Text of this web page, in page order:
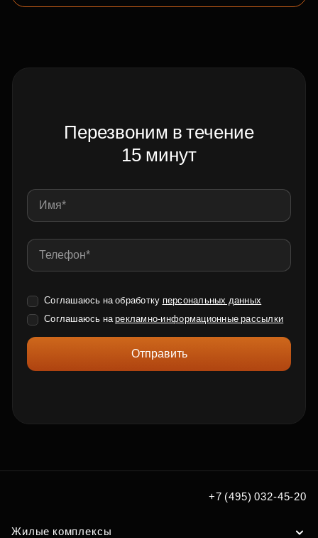
Перезвоним в течение
15 минут
Соглашаюсь на обработку персональных данных
Соглашаюсь нарекламно-информационные рассылки
Отправить
+7 (495) 032-45-20
Жилые комплексы